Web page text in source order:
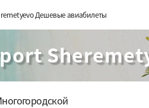
Дешевые авиабилеты